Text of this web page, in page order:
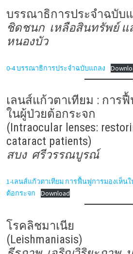
บรรณาธิการประจำฉบับ
ชิดชนก เหลือสินทรัพย์ แ
หนองบัว
0-4 บรรณาธิการประจำฉบับแถลง
เลนส์แก้วตาเทียม : การ
ในผู้ป่วยต้อกระจก
(Intraocular lenses:
cataract patients)
สบง ศรีวรรณบูรณ์
1-เลนส์แก้วตาเทียม การฟื้นฟูการมองเห็น
ต้อกระจก
Download
โรคลิชมาเนีย
(Leishmaniasis)